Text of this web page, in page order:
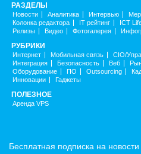
РАЗДЕЛЫ
Новости Аналитика Интервью
Колонка редактора
IT рейтинг ICT
Релизы
Видео Фотогалерея
РУБРИКИ
Интернет Мобильная связь CIO/
Интеграция
Безопасность Веб
Оборудование
ПО Outsourcing
Инновации
Гаджеты
ПОЛЕЗНОЕ
Аренда VPS
Бесплатная подписка на